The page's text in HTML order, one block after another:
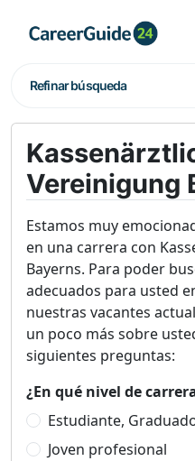
Refinar búsqueda
Vereinigung
Estamos muy
en una carrera con
Bayerns. Para poder
adecuados para usted
nuestras vacantes
un poco más sobre
siguientes preguntas:
¿En qué nivel de
Estudiante,
Joven profesional